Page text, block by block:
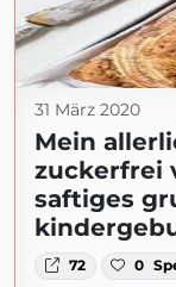
31 März 2020
Mein
zuckerfrei
saftiges
72 0